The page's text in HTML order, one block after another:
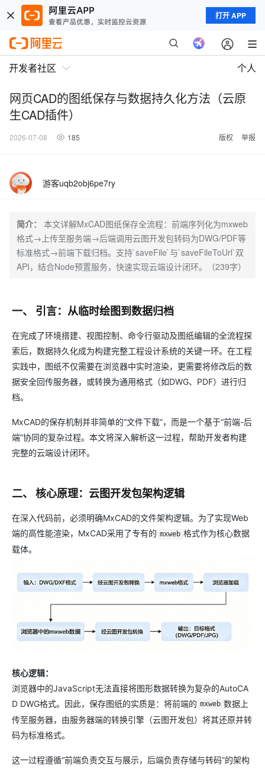
打开 APP
开发者社区 个人
网页CAD的图纸保存与数据持久化方法（云原
生CAD插件）
2026-07-08 185 版权 举报
游客uqb2obj6pe7ry
简介：
本文详解MxCAD图纸保存全流程：前端序列化为mxweb
格式→上传至服务端→后端调用云图开发包转码为DWG/PDF等
标准格式→前端下载归档。支持`saveFile`与`saveFileToUrl`双
API，结合Node预置服务，快速实现云端设计闭环。（239字）
一、 引言：从临时绘图到数据归档
在完成了环境搭建、视图控制、命令行驱动及图纸编辑的全流程探
索后，数据持久化成为构建完整工程设计系统的关键一环。在工程
实践中，图纸不仅需要在浏览器中实时渲染，更需要将修改后的数
据安全回传服务器，或转换为通用格式（如DWG、PDF）进行归
档。
MxCAD的保存机制并非简单的“文件下载”，而是一个基于“前端-后
端”协同的复杂过程。本文将深入解析这一过程，帮助开发者构建
完整的云端设计闭环。
二、 核心原理：云图开发包架构逻辑
在深入代码前，必须明确MxCAD的文件架构逻辑。为了实现Web
端的高性能渲染，MxCAD采用了专有的 mxweb 格式作为核心数据
载体。
核心逻辑：
浏览器中的JavaScript无法直接将图形数据转换为复杂的AutoCA
D DWG格式。因此，保存图纸的实质是：将前端的 mxweb 数据上
传至服务器，由服务器端的转换引擎（云图开发包）将其还原并转
码为标准格式。
这一过程遵循“前端负责交互与展示，后端负责存储与转码”的架构